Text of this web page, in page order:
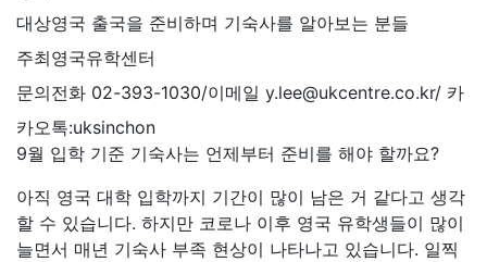
대상영국 출국을 준비하며 기숙사를 알아보는 분들
주최영국유학센터
문의전화 02-393-1030/이메일 y.lee@ukcentre.co.kr/ 카
카오톡:uksinchon
9월 입학 기준 기숙사는 언제부터 준비를 해야 할까요?
아직 영국 대학 입학까지 기간이 많이 남은 거 같다고 생각
할 수 있습니다. 하지만 코로나 이후 영국 유학생들이 많이
늘면서 매년 기숙사 부족 현상이 나타나고 있습니다. 일찍